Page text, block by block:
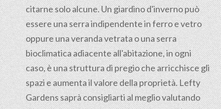
citarne solo alcune. Un giardino d'inverno può
essere una serra indipendente in ferro e vetro
oppure una veranda vetrata o una serra
bioclimatica adiacente all'abitazione, in ogni
caso, è una struttura di pregio che arricchisce gli
spazi e aumenta il valore della proprietà. Lefty
Gardens saprà consigliarti al meglio valutando